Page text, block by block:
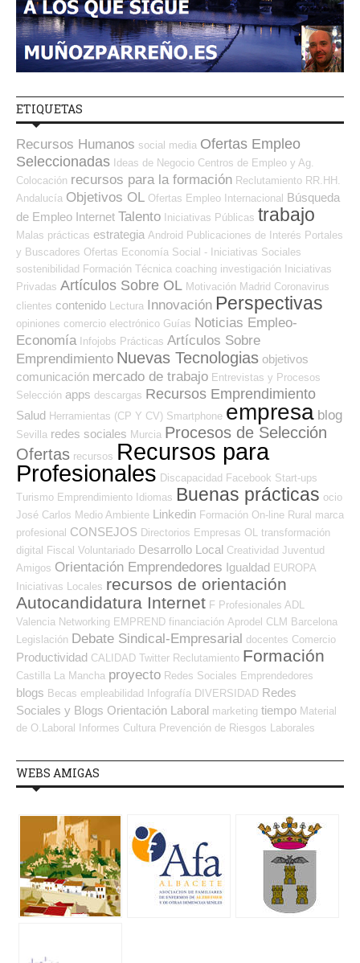
ETIQUETAS
Recursos Humanos social media Ofertas Empleo
Seleccionadas Ideas de Negocio Centros de Empleo y Ag.
Colocación recursos para la formación Reclutamiento RR.HH.
Andalucía Objetivos OL Ofertas Empleo Internacional Búsqueda
de Empleo Internet Talento Iniciativas Públicas trabajo
Malas prácticas estrategia Android Publicaciones de Interés Portales
y Buscadores Ofertas Economía Social - Iniciativas Sociales
sostenibilidad Formación Técnica coaching investigación
Iniciativas
Privadas Artículos Sobre OL Motivación Madrid Coronavirus
clientes contenido Lectura Innovación Perspectivas
opiniones comercio electrónico Guías Noticias Empleo-
Economía Infojobs Prácticas Artículos Sobre
Emprendimiento Nuevas Tecnologias objetivos
comunicación mercado de trabajo Entrevistas y Procesos
Selección apps descargas Recursos Emprendimiento
Salud Herramientas (CP Y CV) Smartphone empresa blog
Sevilla redes sociales Murcia Procesos de Selección
Ofertas recursos Recursos para
Profesionales Discapacidad Facebook Start-ups
Turismo Emprendimiento Idiomas Buenas prácticas ocio
José Carlos Medio Ambiente Linkedin Formación On-line Rural marca
profesional CONSEJOS Directorios Empresas OL
transformación
digital
Fiscal Voluntariado Desarrollo Local Creatividad Juventud
Amigos Orientación Emprendedores Igualdad EUROPA
Iniciativas Locales recursos de orientación
Autocandidatura Internet F Profesionales ADL
Valencia Networking EMPREND financiación Aprodel CLM Barcelona
Legislación Debate Sindical-Empresarial docentes Comercio
Productividad CALIDAD Twitter Reclutamiento Formación
Castilla La Mancha proyecto Redes Sociales Emprendedores
blogs Becas empleabilidad Infografía DIVERSIDAD Redes
Sociales y Blogs Orientación Laboral marketing tiempo Material
de O.Laboral
Informes Cultura Prevención de Riesgos Laborales
WEBS AMIGAS